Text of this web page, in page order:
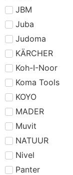
JBM
Juba
Judoma
KÄRCHER
Koh-I-Noor
Koma Tools
KOYO
MADER
Muvit
NATUUR
Nivel
Panter